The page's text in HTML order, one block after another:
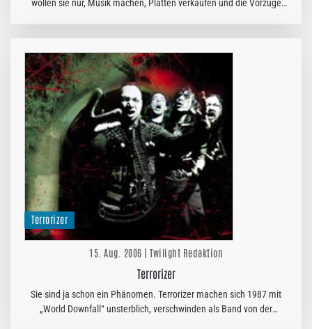
wollen sie nur, Musik machen, Platten verkaufen und die Vorzüge
Terrorizer
15. Aug. 2006 | Twilight Redaktion
Terrorizer
Sie sind ja schon ein Phänomen. Terrorizer machen sich 1987 mit
„World Downfall“ unsterblich, verschwinden als Band von der